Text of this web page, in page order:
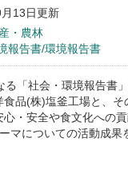
13日更新
・農林
報告書/環境報告書
「社会・環境報告書
品(株)塩釜工場と、そ
・安全や食文化への
マについての活動成果